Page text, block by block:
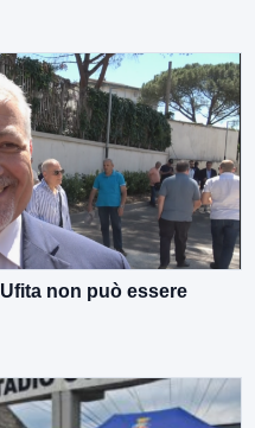
non può essere